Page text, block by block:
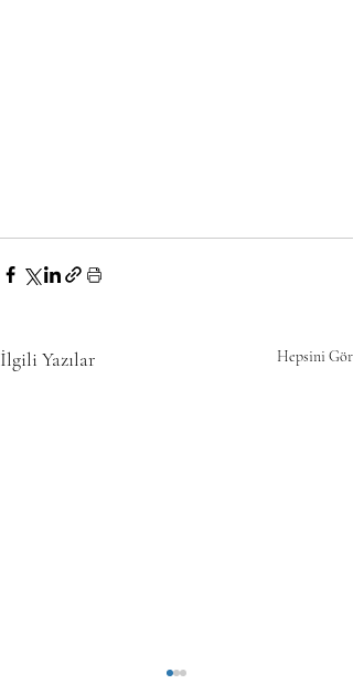
İlgili Yazılar Hepsini Gör